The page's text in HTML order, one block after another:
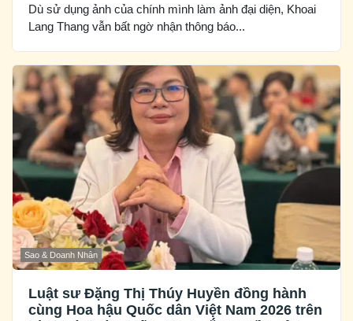
Dù sử dụng ảnh của chính mình làm ảnh đại diện, Khoai
Lang Thang vẫn bất ngờ nhận thông báo...
Sao & Doanh Nhân
Luật sư Đặng Thị Thúy Huyền đồng hành
cùng Hoa hậu Quốc dân Việt Nam 2026 trên